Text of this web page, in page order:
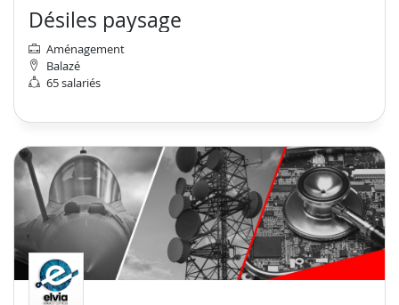
Désiles paysage
Aménagement
Balazé
65 salariés